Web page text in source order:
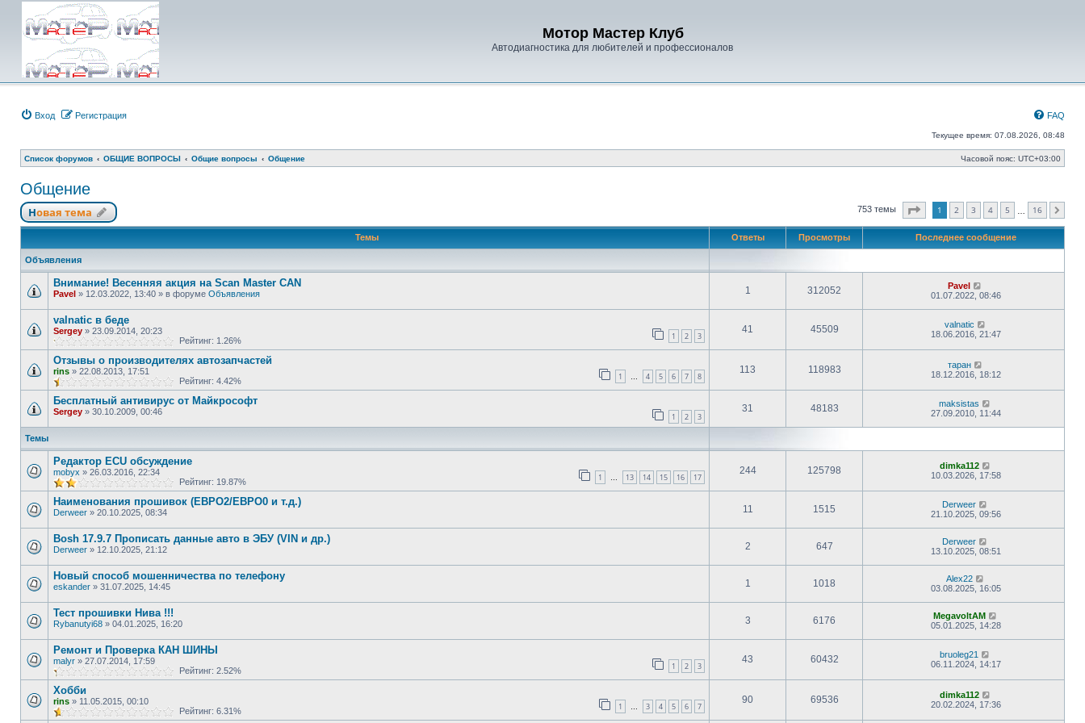
Мотор Мастер Клуб
Автодиагностика для любителей и профессионалов
Вход Регистрация FAQ
Текущее время: 07.08.2026, 08:48
Список форумов ОБЩИЕ ВОПРОСЫ Общие вопросы Общение Часовой пояс: UTC+03:00
Общение
Новая тема 753 темы Страница из16
1 2 3 4 5 16
Темы Ответы Просмотры Последнее сообщение
Объявления
Внимание! Весенняя акция на Scan Master CAN
Pavel » 12.03.2022, 13:40 » в форуме Объявления 1 312052
Pavel
01.07.2022, 08:46
valnatic в беде
Sergey » 23.09.2014, 20:23 1 2 3
Рейтинг: 1.26%
41 45509
valnatic
18.06.2016, 21:47
Отзывы о производителях автозапчастей
rins » 22.08.2013, 17:51 1 … 4 5 6 7 8
Рейтинг: 4.42%
113 118983
таран
18.12.2016, 18:12
Бесплатный антивирус от Майкрософт
Sergey » 30.10.2009, 00:46 1 2 3
31 48183
maksistas
27.09.2010, 11:44
Темы
Редактор ECU обсуждение
mobyx » 26.03.2016, 22:34 1 … 13 14 15 16 17
Рейтинг: 19.87%
244 125798
dimka112
10.03.2026, 17:58
Наименования прошивок (ЕВРО2/ЕВРО0 и т.д.)
Derweer » 20.10.2025, 08:34 11 1515
Derweer
21.10.2025, 09:56
Bosh 17.9.7 Прописать данные авто в ЭБУ (VIN и др.)
Derweer » 12.10.2025, 21:12 2 647
Derweer
13.10.2025, 08:51
Новый способ мошенничества по телефону
eskander » 31.07.2025, 14:45 1 1018
Alex22
03.08.2025, 16:05
Тест прошивки Нива !!!
Rybanutyi68 » 04.01.2025, 16:20 3 6176
MegavoltAM
05.01.2025, 14:28
Ремонт и Проверка КАН ШИНЫ
malyr » 27.07.2014, 17:59 1 2 3
Рейтинг: 2.52%
43 60432
bruoleg21
06.11.2024, 14:17
Хобби
rins » 11.05.2015, 00:10 1 … 3 4 5 6 7
Рейтинг: 6.31%
90 69536
dimka112
20.02.2024, 17:36